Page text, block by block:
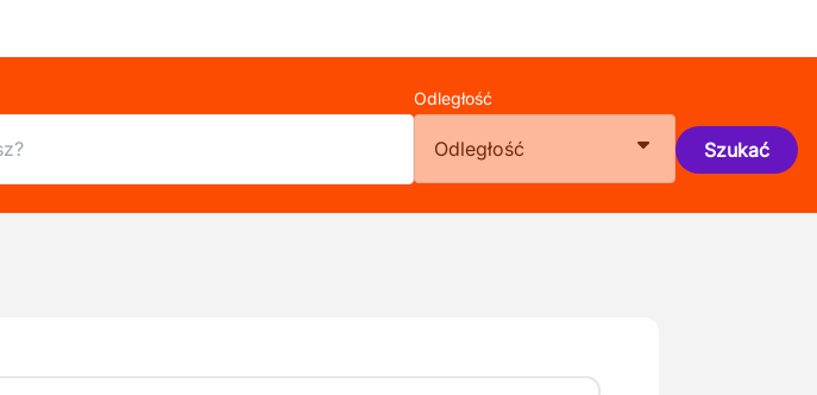
Odległość
Odległość Szukać